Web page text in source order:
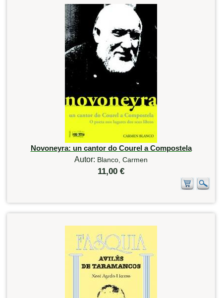
Novoneyra: un cantor do Courel a Compostela
Autor: Blanco, Carmen
11,00 €